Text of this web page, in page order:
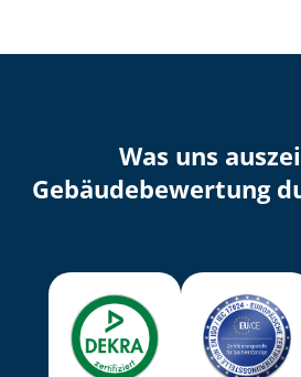
Was uns
Ge­bäu­de­be­wer­tung